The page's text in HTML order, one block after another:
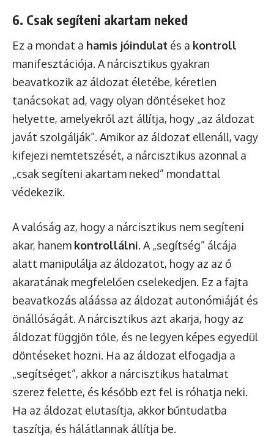
6. Csak segíteni akartam neked
Ez a mondat a hamis jóindulat és a kontroll
manifesztációja. A nárcisztikus gyakran
beavatkozik az áldozat életébe, kéretlen
tanácsokat ad, vagy olyan döntéseket hoz
helyette, amelyekről azt állítja, hogy „az áldozat
javát szolgálják”. Amikor az áldozat ellenáll, vagy
kifejezi nemtetszését, a nárcisztikus azonnal a
„csak segíteni akartam neked” mondattal
védekezik.
A valóság az, hogy a nárcisztikus nem segíteni
akar, hanem kontrollálni. A „segítség” álcája
alatt manipulálja az áldozatot, hogy az az ő
akaratának megfelelően cselekedjen. Ez a fajta
beavatkozás aláássa az áldozat autonómiáját és
önállóságát. A nárcisztikus azt akarja, hogy az
áldozat függjön tőle, és ne legyen képes egyedül
döntéseket hozni. Ha az áldozat elfogadja a
„segítséget”, akkor a nárcisztikus hatalmat
szerez felette, és később ezt fel is róhatja neki.
Ha az áldozat elutasítja, akkor bűntudatba
taszítja, és hálátlannak állítja be.